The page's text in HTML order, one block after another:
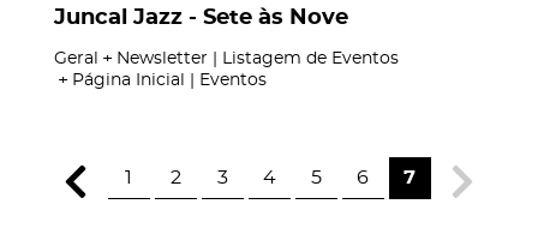
Juncal Jazz - Sete às Nove
Geral
Newsletter | Listagem de Eventos
Página Inicial | Eventos
1 2 3 4 5 6 7